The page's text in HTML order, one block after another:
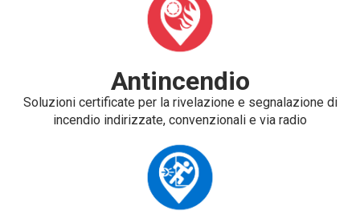
Antincendio
Soluzioni certificate per la rivelazione e segnalazione di
incendio indirizzate, convenzionali e via radio